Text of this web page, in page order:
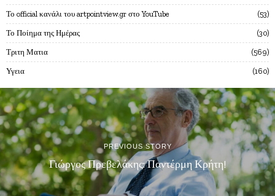
Το official κανάλι του artpointview.gr στο YouTube 53
Το Ποίημα της Ημέρας 30
Τριτη Ματια 569
Υγεια 160
PREVIOUS STORY
Γιώργος Πρεβελάκης: Παντέρμη Κρήτη!